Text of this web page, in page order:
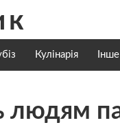
Кулінарія Інше
людям